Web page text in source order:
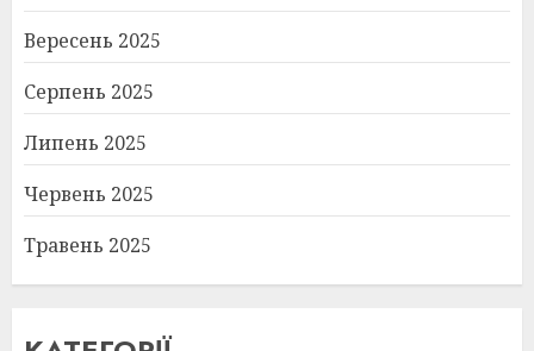
Вересень 2025
Серпень 2025
Липень 2025
Червень 2025
Травень 2025